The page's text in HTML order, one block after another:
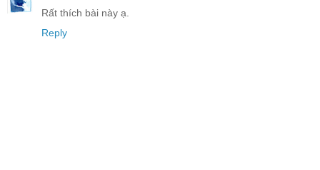
Rất thích bài này ạ.
Reply